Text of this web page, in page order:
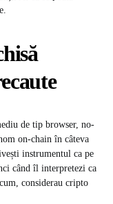
de tip browser, no-
on-chain în câteva
instrumentul ca pe
când îl interpretezi ca
considerau cripto